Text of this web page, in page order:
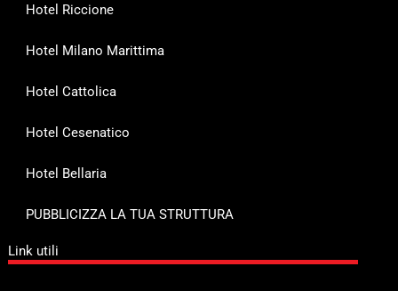
Hotel Riccione
Hotel Milano Marittima
Hotel Cattolica
Hotel Cesenatico
Hotel Bellaria
PUBBLICIZZA LA TUA STRUTTURA
Link utili